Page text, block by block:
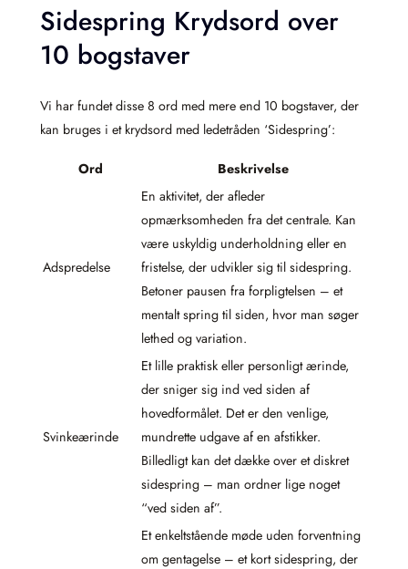
Sidespring Krydsord over
10 bogstaver
Vi har fundet disse 8 ord med mere end 10 bogstaver, der
kan bruges i et krydsord med ledetråden ‘Sidespring’:
Ord Beskrivelse
Adspredelse
En aktivitet, der afleder
opmærksomheden fra det centrale. Kan
være uskyldig underholdning eller en
fristelse, der udvikler sig til sidespring.
Betoner pausen fra forpligtelsen – et
mentalt spring til siden, hvor man søger
lethed og variation.
Svinkeærinde
Et lille praktisk eller personligt ærinde,
der sniger sig ind ved siden af
hovedformålet. Det er den venlige,
mundrette udgave af en afstikker.
Billedligt kan det dække over et diskret
sidespring – man ordner lige noget
“ved siden af”.
Et enkeltstående møde uden forventning
om gentagelse – et kort sidespring, der